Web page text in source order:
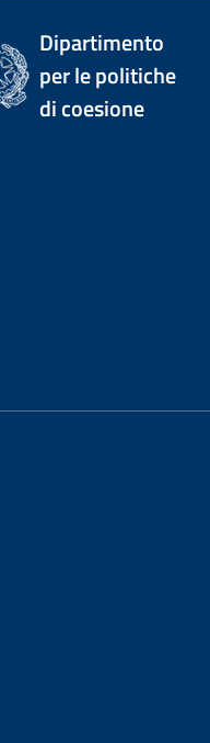
Dipartimento
per le politiche
di coesione